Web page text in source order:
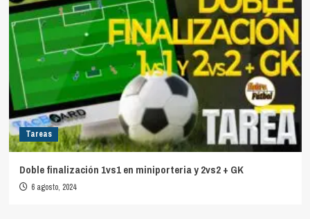
Tareas
Doble finalización 1vs1 en miniporteria y 2vs2 + GK
6 agosto, 2024